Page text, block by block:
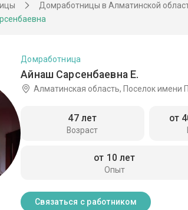
Домработницы в Алматинской
Айнаш Сарсенбаевна Е.
Домработница
Алматинская область, Поселок имени
Возраст
47 лет от
Опыт
от 10 лет
Связаться с работником